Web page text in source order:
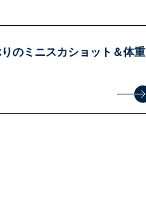
のミニスカショット＆体重